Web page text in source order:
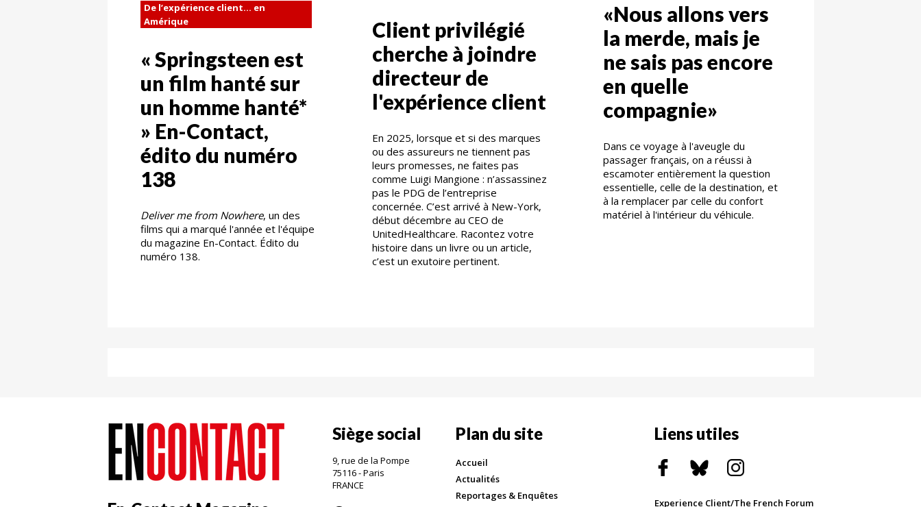
De l’expérience client… en
Amérique
« Springsteen est
un film hanté sur
un homme hanté*
» En-Contact,
édito du numéro
138
Deliver me from Nowhere, un des
films qui a marqué l'année et l'équipe
du magazine En-Contact. Édito du
numéro 138.
Client privilégié
cherche à joindre
directeur de
l'expérience client
En 2025, lorsque et si des marques
ou des assureurs ne tiennent pas
leurs promesses, ne faites pas
comme Luigi Mangione : n’assassinez
pas le PDG de l’entreprise
concernée. C’est arrivé à New-York,
début décembre au CEO de
UnitedHealthcare. Racontez votre
histoire dans un livre ou un article,
c’est un exutoire pertinent.
«Nous allons vers
la merde, mais je
ne sais pas encore
en quelle
compagnie»
Dans ce voyage à l'aveugle du
passager français, on a réussi à
escamoter entièrement la question
essentielle, celle de la destination, et
à la remplacer par celle du confort
matériel à l'intérieur du véhicule.
Siège social
9, rue de la Pompe
75116 - Paris
FRANCE
Plan du site
Accueil
Actualités
Reportages & Enquêtes
Liens utiles
Experience Client/The French Forum